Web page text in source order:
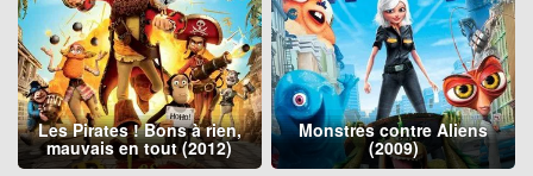
Les Pirates ! Bons à rien,
mauvais en tout (2012)
Monstres contre Aliens
(2009)